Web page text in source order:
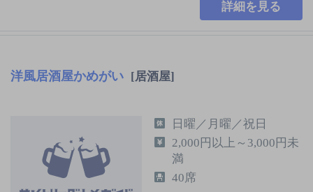
詳細を見る
洋風居酒屋かめがい [居酒屋]
日曜／月曜／祝日
2,000円以上～3,000円未
満
40席